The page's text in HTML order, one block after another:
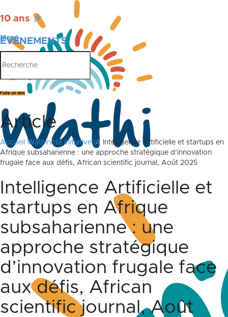
10 ans 🎉
ÉVÉNEMENTS
PUBLICATIONS
Menu
Faire un don
Article
Accueil Wathinote initiative IA
Intelligence Artificielle et startups en
Afrique subsaharienne : une approche stratégique d’innovation
frugale face aux défis, African scientific journal, Août 2025
Intelligence Artificielle et
startups en Afrique
subsaharienne : une
approche stratégique
d’innovation frugale face
aux défis, African
scientific journal, Août